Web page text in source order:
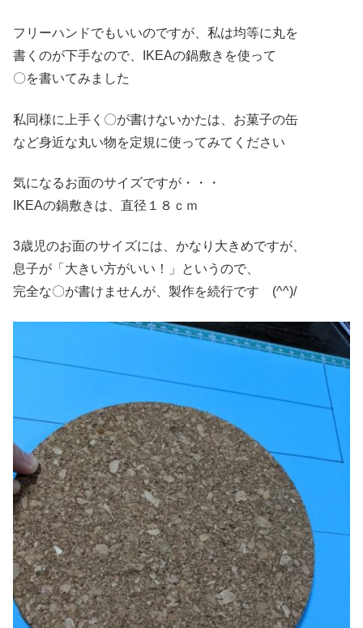
フリーハンドでもいいのですが、私は均等に丸を
書くのが下手なので、IKEAの鍋敷きを使って
〇を書いてみました
私同様に上手く〇が書けないかたは、お菓子の缶
など身近な丸い物を定規に使ってみてください
気になるお面のサイズですが・・・
IKEAの鍋敷きは、直径１８ｃｍ
3歳児のお面のサイズには、かなり大きめですが、
息子が「大きい方がいい！」というので、
完全な〇が書けませんが、製作を続行です (^^)/